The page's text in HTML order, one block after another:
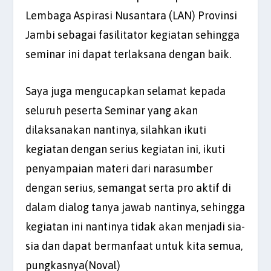
Lembaga Aspirasi Nusantara (LAN) Provinsi
Jambi sebagai fasilitator kegiatan sehingga
seminar ini dapat terlaksana dengan baik.
Saya juga mengucapkan selamat kepada
seluruh peserta Seminar yang akan
dilaksanakan nantinya, silahkan ikuti
kegiatan dengan serius kegiatan ini, ikuti
penyampaian materi dari narasumber
dengan serius, semangat serta pro aktif di
dalam dialog tanya jawab nantinya, sehingga
kegiatan ini nantinya tidak akan menjadi sia-
sia dan dapat bermanfaat untuk kita semua,
pungkasnya(Noval)